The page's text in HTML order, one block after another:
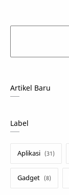
Artikel Baru
Label
Aplikasi
Gadget